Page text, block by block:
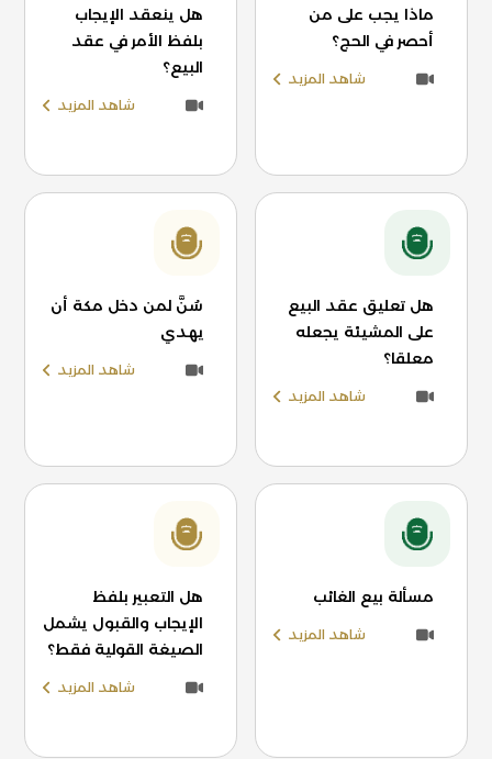
ماذا يجب على من
أحصر في الحج؟
شاهد المزيد
هل ينعقد الإيجاب
بلفظ الأمر في عقد
البيع؟
شاهد المزيد
هل تعليق عقد البيع
على المشيئة يجعله
معلقا؟
شاهد المزيد
سُنَّ لمن دخل مكة أن
يهدي
شاهد المزيد
مسألة بيع الغائب
شاهد المزيد
هل التعبير بلفظ
الإيجاب والقبول يشمل
الصيغة القولية فقط؟
شاهد المزيد